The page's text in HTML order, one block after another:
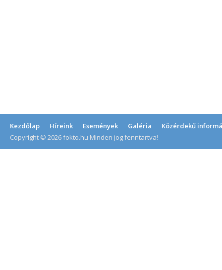
Kezdőlap Híreink Események Galéria
Közérdekű
Copyright © 2026 fokto.hu Minden jog fenntartva!